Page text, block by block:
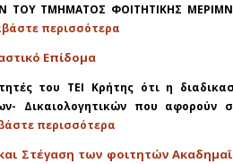
ΤΟΥ ΤΜΗΜΑΤΟΣ ΦΟΙΤΗΤΙΚΗΣ
περισσότερα
Επίδομα
του ΤΕΙ Κρήτης ότι η
Δικαιολογητικών που αφορούν
περισσότερα
Στέγαση των φοιτητών